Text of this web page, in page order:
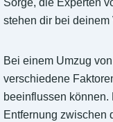
Sorge, die Experten
stehen dir bei deinem
Bei einem Umzug
verschiedene
beeinflussen
Entfernung zwischen